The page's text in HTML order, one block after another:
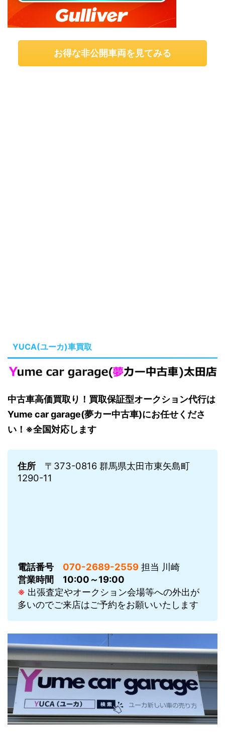
お得な非公開車両を見てみる
YUCA(ユーカ)車買取
中古車高価買取り！買取保証型オークション代行は
Yume car garage(夢カー中古車)にお任せくださ
い！※全国対応します
住所 〒373-0816 群馬県太田市東矢島町
1290-11
電話番号 070-2689-2559 担当 川崎
営業時間
10:00～19:00
※ 出張査定やオークション会場等への外出が
多いのでご来店はご予約をお願いいたします